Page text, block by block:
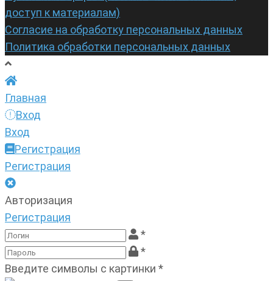
доступ к материалам)
Согласие на обработку персональных данных
Политика обработки персональных данных
Главная
Вход
Вход
Регистрация
Регистрация
Авторизация
Регистрация
*
*
Введите символы с картинки *